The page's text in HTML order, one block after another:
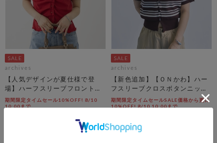
archives
【人気デザインが夏仕様で登
場】ハーフスリーブフロントタ
ックカットＴＯＰＳ
期間限定タイムセール10%OFF! 8/10
10:00まで
archives
【新色追加】【ＯＮかわ】ハー
フスリーブクロスボタンニット
カーディガン
期間限定タイムセールSALE価格から更に
10%OFF! 8/10 10:00まで
￥3,465